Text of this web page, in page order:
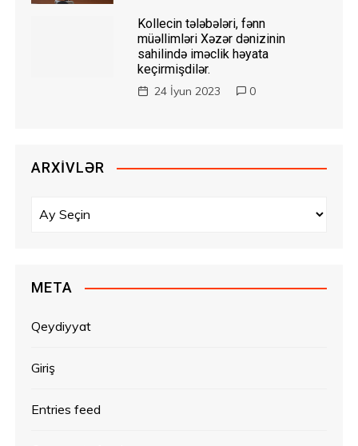
Kollecin tələbələri, fənn
müəllimləri Xəzər dənizinin
sahilində iməclik həyata
keçirmişdilər.
24 İyun 2023 0
ARXIVLƏR
v
ə
META
Qeydiyyat
Giriş
Entries feed